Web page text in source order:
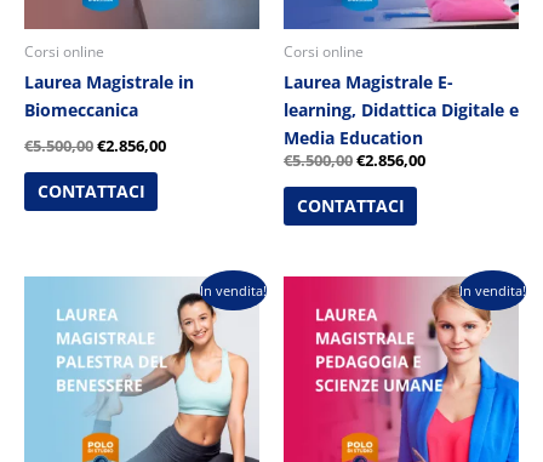
Corsi online
Laurea Magistrale in
Biomeccanica
€5.500,00€2.856,00
CONTATTACI
Corsi online
Laurea Magistrale E-
learning, Didattica Digitale e
Media Education
€5.500,00€2.856,00
CONTATTACI
In vendita!
prezzo
originale
era:
€5.500,00.
prezzo
attuale
€2.856,00.
In vendita!
prezzo
originale
era:
€5.500,00.
prezzo
attuale
è:
€2.856,00.